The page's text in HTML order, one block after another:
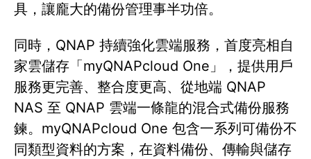
具，讓龐大的備份管理事半功倍。
同時，QNAP 持續強化雲端服務，首度亮相自
家雲儲存「myQNAPcloud One」，提供用戶
服務更完善、整合度更高、從地端 QNAP
NAS 至 QNAP 雲端一條龍的混合式備份服務
鍊。myQNAPcloud One 包含一系列可備份不
同類型資料的方案，在資料備份、傳輸與儲存